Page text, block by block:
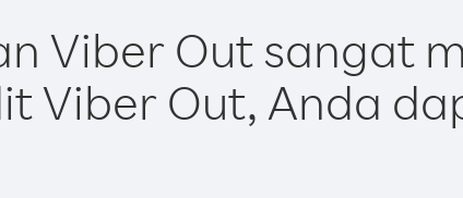
Viber Out sangat
Viber Out, Anda